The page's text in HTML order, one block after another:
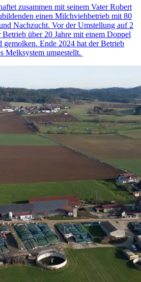
zusammen mit seinem Vater Robert
einen Milchviehbetrieb mit 80
Nachzucht. Vor der Umstellung auf 2
über 20 Jahre mit einem Doppel
gemolken. Ende 2024 hat der Betrieb
Melksystem umgestellt.